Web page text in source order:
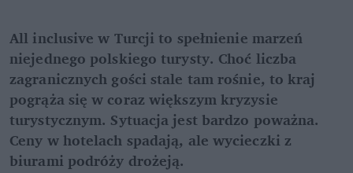
All inclusive w Turcji to spełnienie marzeń
niejednego polskiego turysty. Choć liczba
zagranicznych gości stale tam rośnie, to kraj
pogrąża się w coraz większym kryzysie
turystycznym. Sytuacja jest bardzo poważna.
Ceny w hotelach spadają, ale wycieczki z
biurami podróży drożeją.